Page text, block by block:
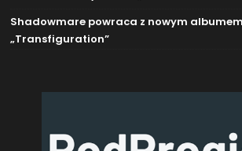
Shadowmare powraca z nowym albumem
„Transfiguration”